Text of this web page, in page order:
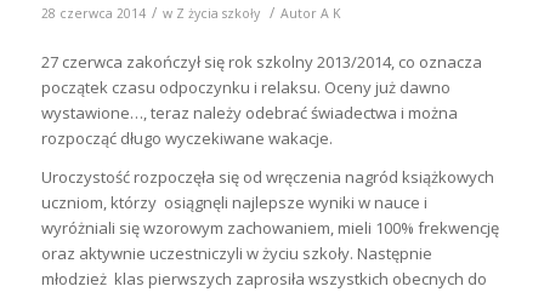
28 czerwca 2014 / w Z życia szkoły / Autor A K
27 czerwca zakończył się rok szkolny 2013/2014, co oznacza
początek czasu odpoczynku i relaksu. Oceny już dawno
wystawione…, teraz należy odebrać świadectwa i można
rozpocząć długo wyczekiwane wakacje.
Uroczystość rozpoczęła się od wręczenia nagród książkowych
uczniom, którzy osiągnęli najlepsze wyniki w nauce i
wyróżniali się wzorowym zachowaniem, mieli 100% frekwencję
oraz aktywnie uczestniczyli w życiu szkoły. Następnie
młodzież klas pierwszych zaprosiła wszystkich obecnych do